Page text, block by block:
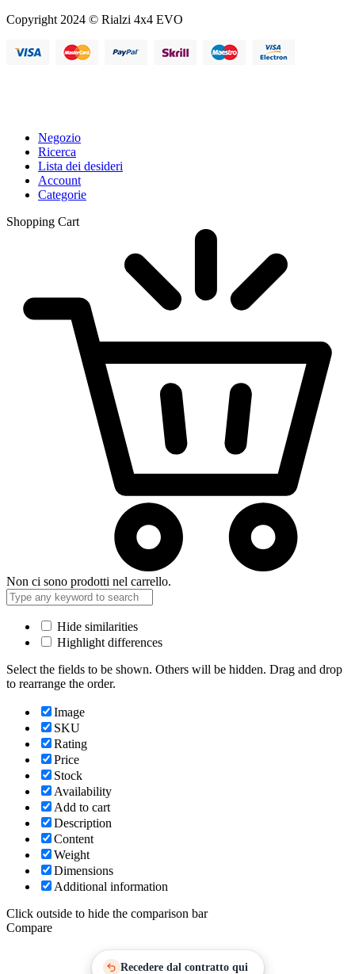
Copyright 2024 © Rialzi 4x4 EVO
Negozio
Ricerca
Lista dei desideri
Account
Categorie
Shopping Cart
Non ci sono prodotti nel carrello.
Hide similarities
Highlight differences
Select the fields to be shown. Others will be hidden. Drag and drop
to rearrange the order.
Image
SKU
Rating
Price
Stock
Availability
Add to cart
Description
Content
Weight
Dimensions
Additional information
Click outside to hide the comparison bar
Compare
Recedere dal contratto qui